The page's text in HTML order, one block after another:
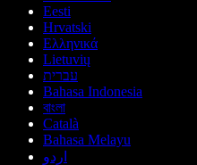
Eesti
Hrvatski
Ελληνικά
Lietuvių
עברית
Bahasa Indonesia
বাংলা
Català
Bahasa Melayu
اردو